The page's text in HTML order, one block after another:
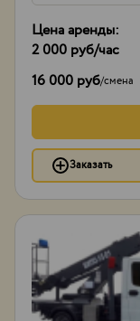
Цена аренды:
2 000 руб/час
16 000 руб/смена
Заказать